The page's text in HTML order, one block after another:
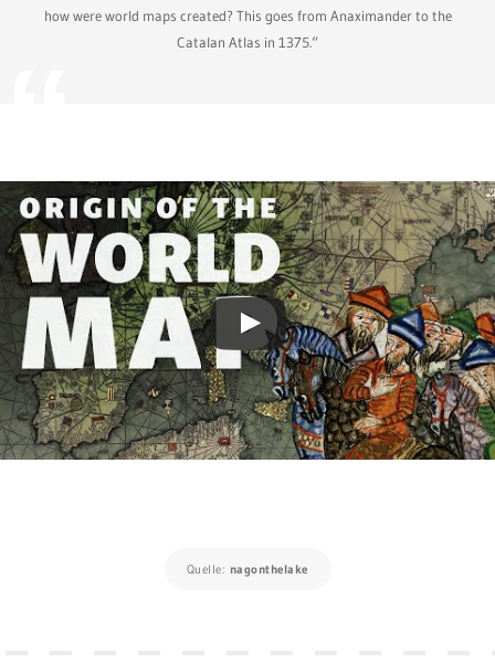
how were world maps created? This goes from Anaximander to the
Catalan Atlas in 1375.“
Quelle: nagonthelake